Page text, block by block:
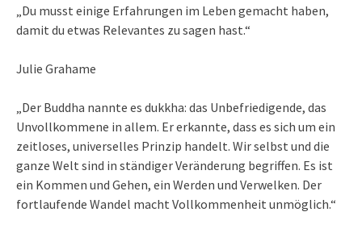
„Du musst einige Erfahrungen im Leben gemacht haben,
damit du etwas Relevantes zu sagen hast.“
Julie Grahame
„Der Buddha nannte es dukkha: das Unbefriedigende, das
Unvollkommene in allem. Er erkannte, dass es sich um ein
zeitloses, universelles Prinzip handelt. Wir selbst und die
ganze Welt sind in ständiger Veränderung begriffen. Es ist
ein Kommen und Gehen, ein Werden und Verwelken. Der
fortlaufende Wandel macht Vollkommenheit unmöglich.“